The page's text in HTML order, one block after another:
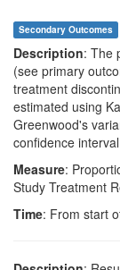
Secondary Outcomes
Description: The
(see primary
treatment
estimated using
Greenwood's
confidence
Measure:
Study Treatment
Time: From start